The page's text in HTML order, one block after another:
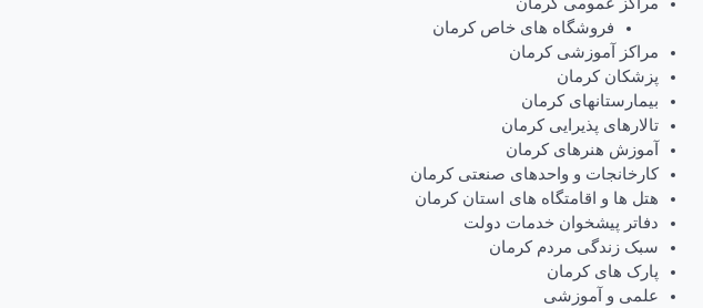
مراکز عمومی کرمان
فروشگاه های خاص کرمان
مراکز آموزشی کرمان
پزشکان کرمان
بیمارستانهای کرمان
تالارهای پذیرایی کرمان
آموزش هنرهای کرمان
کارخانجات و واحدهای صنعتی کرمان
هتل ها و اقامتگاه های استان کرمان
دفاتر پیشخوان خدمات دولت
سبک زندگی مردم کرمان
پارک های کرمان
علمی و آموزشی